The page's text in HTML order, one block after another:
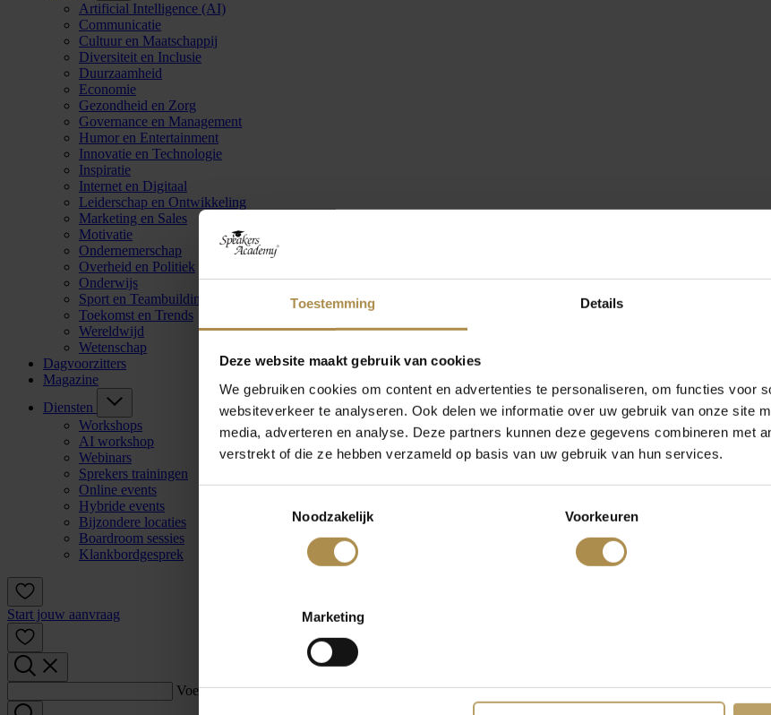
Toestemming Details
Deze website maakt gebruik van cookies
We gebruiken cookies om content en advertenties te personaliseren, om functies voor
websiteverkeer te analyseren. Ook delen we informatie over uw gebruik van onze site
media, adverteren en analyse. Deze partners kunnen deze gegevens combineren met
verstrekt of die ze hebben verzameld op basis van uw gebruik van hun services.
Noodzakelijk
Voorkeuren
Marketing
Artificial Intelligence (AI)
Communicatie
Cultuur en Maatschappij
Diversiteit en Inclusie
Duurzaamheid
Economie
Gezondheid en Zorg
Governance en Management
Humor en Entertainment
Innovatie en Technologie
Inspiratie
Internet en Digitaal
Leiderschap en Ontwikkeling
Marketing en Sales
Motivatie
Ondernemerschap
Overheid en Politiek
Onderwijs
Sport en Teambuilding
Toekomst en Trends
Wereldwijd
Wetenschap
Dagvoorzitters
Magazine
Diensten
Workshops
AI workshop
Webinars
Sprekers trainingen
Online events
Hybride events
Bijzondere locaties
Boardroom sessies
Klankbordgesprek
Start jouw aanvraag
Voer een zoekterm in: